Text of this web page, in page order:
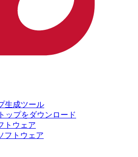
生成ツール
ップをダウンロード
トウェア
フトウェア